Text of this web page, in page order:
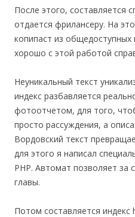
После этого, составляется
отдается фрилансеру. На
копипаст из
хорошо с этой работой
Неуникальный текст
индекс разбавляется
фотоотчетом, для того,
просто рассуждения, а
Вордовский текст
для этого я написал
PHP. Автомат позволяет за
главы.
Потом составляется